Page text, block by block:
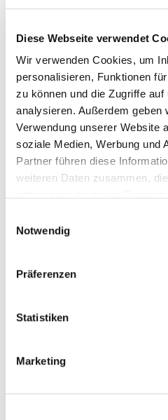
Diese Webseite verwendet
Wir verwenden Cookies, um
personalisieren, Funktionen
zu können und die Zugriffe
analysieren. Außerdem geben
Verwendung unserer Website
soziale Medien, Werbung und
Partner führen diese
weiteren Daten zusammen,
Notwendig
Präferenzen
Statistiken
Marketing
BÆSTMOR
Hekla Untersetzer (1